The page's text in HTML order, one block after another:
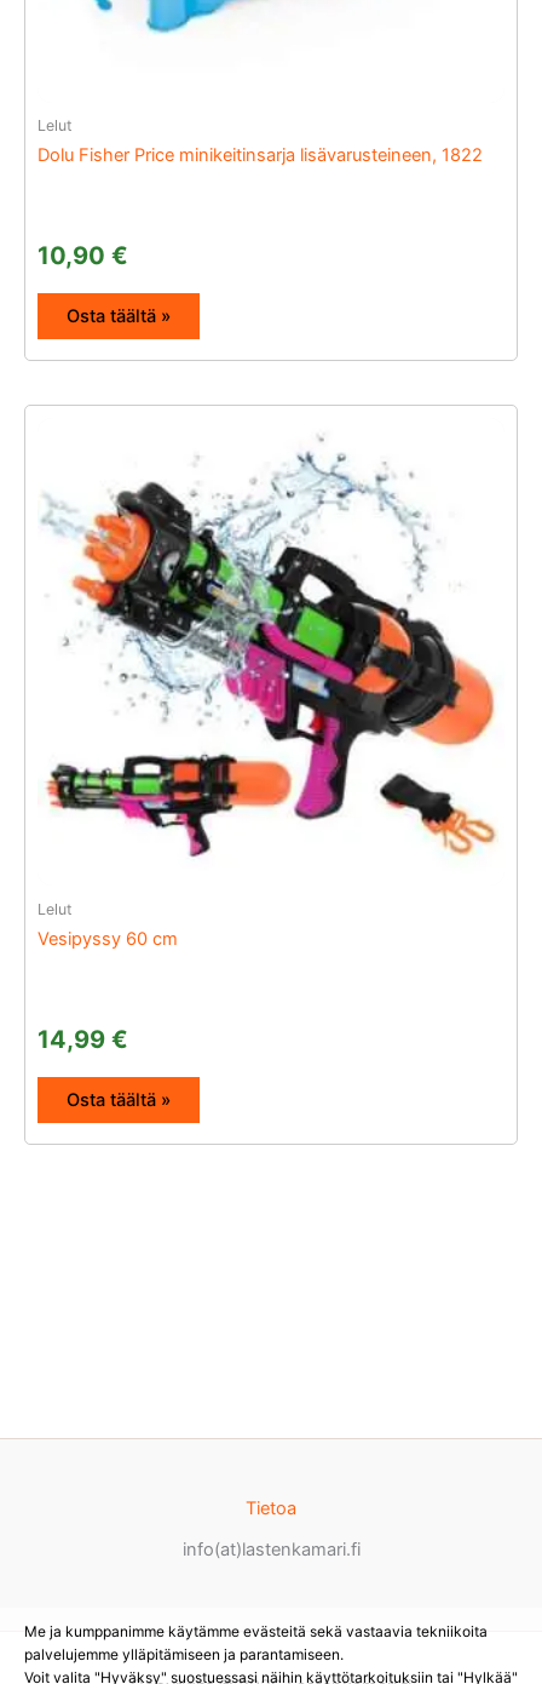
Lelut
Dolu Fisher Price minikeitinsarja lisävarusteineen, 1822
10,90 €
Osta täältä »
Lelut
Vesipyssy 60 cm
14,99 €
Osta täältä »
Tietoa
info(at)lastenkamari.fi
Me ja kumppanimme käytämme evästeitä sekä vastaavia tekniikoita
palvelujemme ylläpitämiseen ja parantamiseen.
Voit valita "Hyväksy" suostuessasi näihin käyttötarkoituksiin tai "Hylkää"